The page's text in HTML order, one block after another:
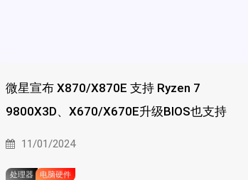
微星宣布 X870/X870E 支持 Ryzen 7
9800X3D、X670/X670E升级BIOS也支持
11/01/2024
处理器 电脑硬件